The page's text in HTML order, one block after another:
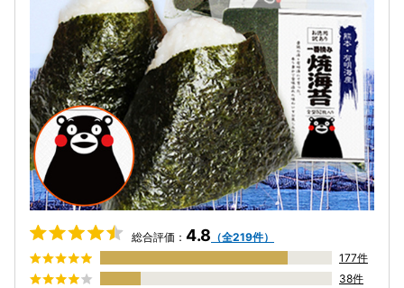
総合評価： 4.8 （全219件）
177件
38件